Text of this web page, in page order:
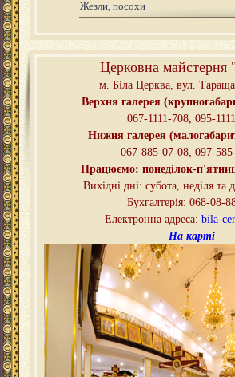
Жезли, посохи
Церковна
м. Біла Церква, вул.
Верхня галерея
067-1111-708, 095-
Нижня галерея
067-885-07-08, 097-
Працюємо: понеділок-
Вихідні дні: субота, неділя та
Бухгалтерія: 068-08-
Електронна адреса: bila-
На карті